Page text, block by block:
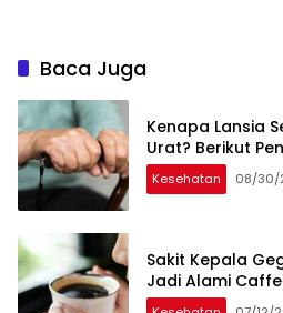
Baca Juga
Kenapa Lansia
Urat? Berikut
Kesehatan 08/30/
Sakit Kepala
Jadi Alami